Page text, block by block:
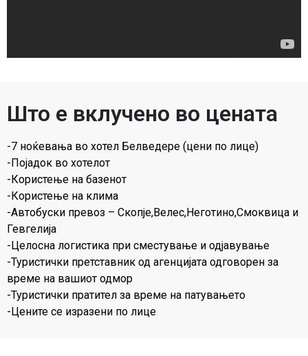
Што е вклучено во цената
-7 ноќевања во хотел Белведере (цени по лице)
-Појадок во хотелот
-Користење на базенот
-Користење на клима
-Автобуски превоз – Скопје,Велес,Неготино,Смоквица и
Гевгелија
-Целосна логистика при сместување и одјавување
-Туристички претставник од агенцијата одговорен за
време на вашиот одмор
-Туристички пратител за време на патувањето
-Цените се изразени по лице